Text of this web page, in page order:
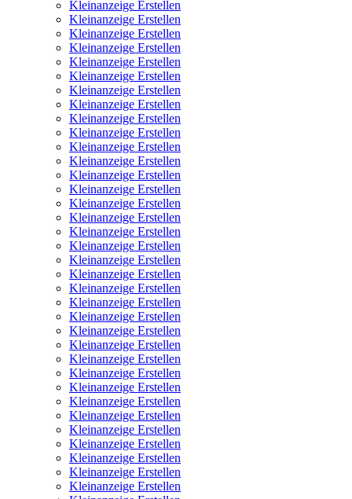
Kleinanzeige Erstellen
Kleinanzeige Erstellen
Kleinanzeige Erstellen
Kleinanzeige Erstellen
Kleinanzeige Erstellen
Kleinanzeige Erstellen
Kleinanzeige Erstellen
Kleinanzeige Erstellen
Kleinanzeige Erstellen
Kleinanzeige Erstellen
Kleinanzeige Erstellen
Kleinanzeige Erstellen
Kleinanzeige Erstellen
Kleinanzeige Erstellen
Kleinanzeige Erstellen
Kleinanzeige Erstellen
Kleinanzeige Erstellen
Kleinanzeige Erstellen
Kleinanzeige Erstellen
Kleinanzeige Erstellen
Kleinanzeige Erstellen
Kleinanzeige Erstellen
Kleinanzeige Erstellen
Kleinanzeige Erstellen
Kleinanzeige Erstellen
Kleinanzeige Erstellen
Kleinanzeige Erstellen
Kleinanzeige Erstellen
Kleinanzeige Erstellen
Kleinanzeige Erstellen
Kleinanzeige Erstellen
Kleinanzeige Erstellen
Kleinanzeige Erstellen
Kleinanzeige Erstellen
Kleinanzeige Erstellen